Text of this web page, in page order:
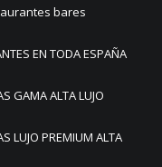
bares
EN TODA ESPAÑA
GAMA ALTA LUJO
LUJO PREMIUM ALTA